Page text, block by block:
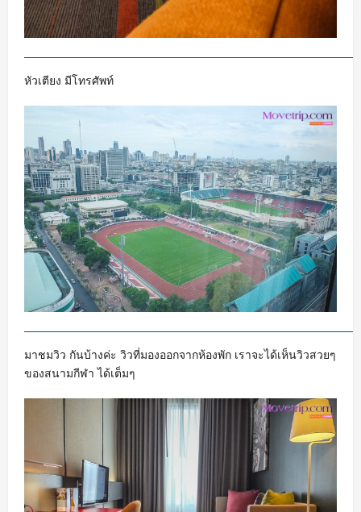
หัวเตียง มีโทรศัพท์
มาชมวิว กันบ้างค่ะ วิวที่มองออกจากห้องพัก เราจะได้เห็นวิวสวยๆ
ของสนามกีฬา ได้เต็มๆ